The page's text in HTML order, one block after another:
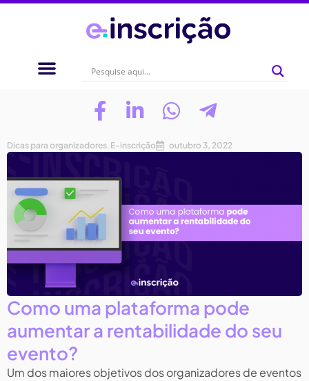
Dicas para organizadores, E-inscrição outubro 3, 2022
Como uma plataforma pode
aumentar a rentabilidade do seu
evento?
Um dos maiores objetivos dos organizadores de eventos